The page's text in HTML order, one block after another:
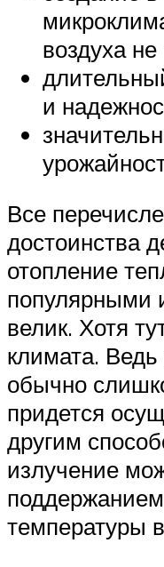
воздуха
и
Все
достоинства
отопление
популярными
велик. Хотя
климата.
обычно
придется
другим
излучение
температуры